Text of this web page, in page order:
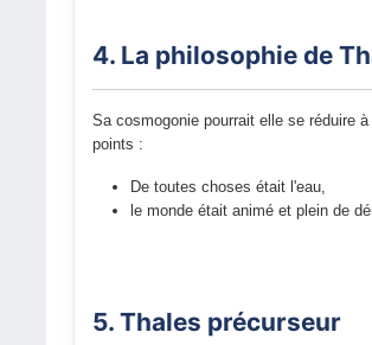
4. La philosophie de
Sa cosmogonie pourrait elle se réduire à
points :
De toutes choses était l'eau,
le monde était animé et plein de
5. Thales précurseur